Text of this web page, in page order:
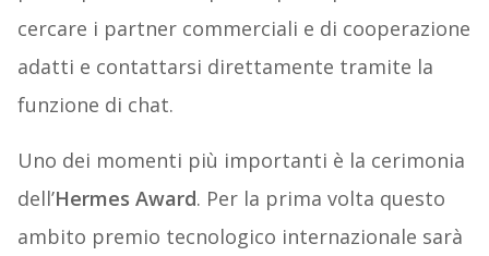
cercare i partner commerciali e di cooperazione
adatti e contattarsi direttamente tramite la
funzione di chat.
Uno dei momenti più importanti è la cerimonia
dell’Hermes Award. Per la prima volta questo
ambito premio tecnologico internazionale sarà